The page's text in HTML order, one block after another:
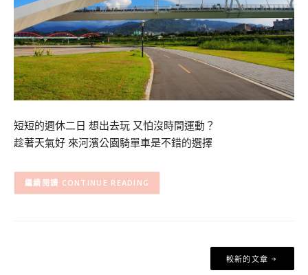
短短的週休二日 想出去玩 又怕沒時間運動？
趁著天氣好 來河濱公園騎單車是不錯的選擇
CONTINUE READING
較新的文章